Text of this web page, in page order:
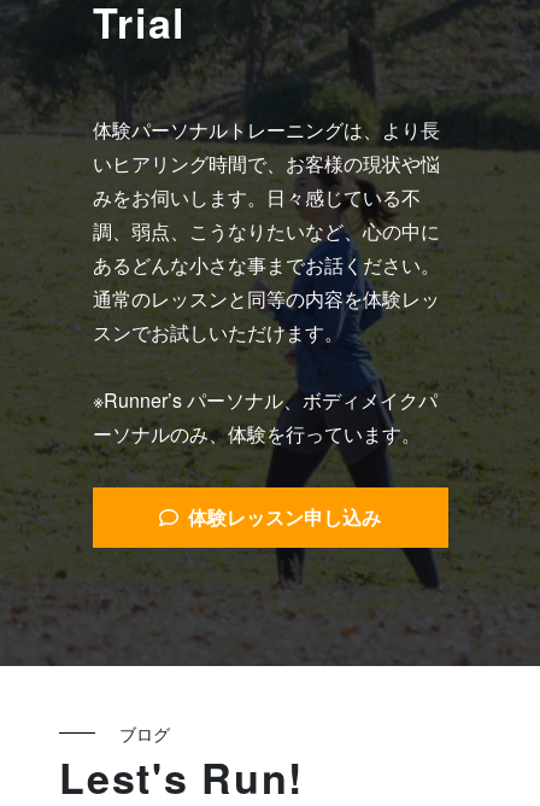
Trial
体験パーソナルトレーニングは、より長
いヒアリング時間で、お客様の現状や悩
みをお伺いします。日々感じている不
調、弱点、こうなりたいなど、心の中に
あるどんな小さな事までお話ください。
通常のレッスンと同等の内容を体験レッ
スンでお試しいただけます。
※Runner’s パーソナル、ボディメイクパ
ーソナルのみ、体験を行っています。
体験レッスン申し込み
ブログ
Lest's Run!